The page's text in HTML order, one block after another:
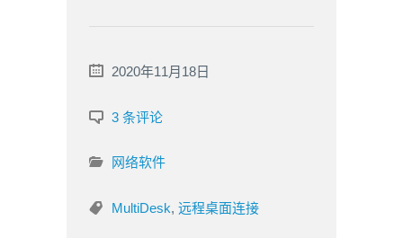
2020年11月18日
3 条评论
网络软件
MultiDesk, 远程桌面连接